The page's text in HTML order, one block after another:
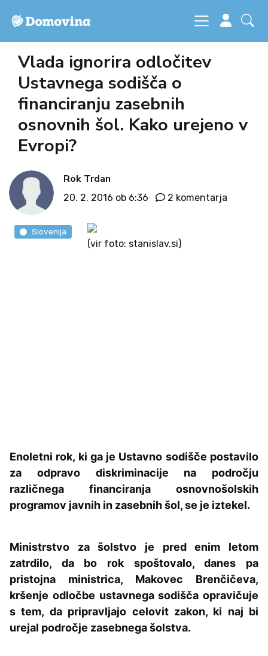
Vlada ignorira odločitev
Ustavnega sodišča o
financiranju zasebnih
osnovnih šol. Kako urejeno v
Evropi?
Rok Trdan
20. 2. 2016 ob 6:36 2 komentarja
(vir foto: stanislav.si)
Slovenija
Enoletni rok, ki ga je Ustavno sodišče postavilo
za odpravo diskriminacije na področju
različnega financiranja osnovnošolskih
programov javnih in zasebnih šol, se je iztekel.
Ministrstvo za šolstvo je pred enim letom
zatrdilo, da bo rok spoštovalo, danes pa
pristojna ministrica, Makovec Brenčičeva,
kršenje odločbe ustavnega sodišča opravičuje
s tem, da pripravljajo celovit zakon, ki naj bi
urejal področje zasebnega šolstva.